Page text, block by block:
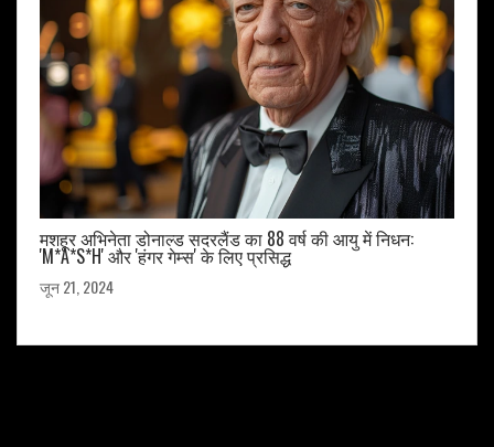
मशहूर अभिनेता डोनाल्ड सदरलैंड का 88 वर्ष की आयु में निधन:
'M*A*S*H' और 'हंगर गेम्स' के लिए प्रसिद्ध
जून 21, 2024